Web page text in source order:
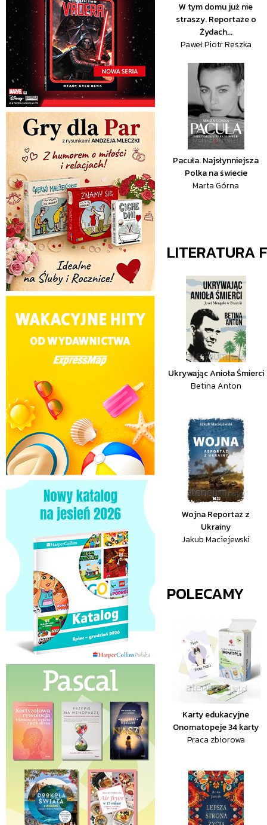
W tym domu już nie
straszy. Reportaże o
Żydach...
Paweł Piotr Reszka
Pacuła. Najsłynniejsza
Polka na świecie
Marta Górna
LITERATURA
Ukrywając Anioła Śmierci
Betina Anton
Wojna Reportaż z
Ukrainy
Jakub Maciejewski
POLECAMY
Karty edukacyjne
Onomatopeje 34 karty
Praca zbiorowa